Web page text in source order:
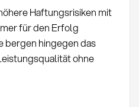
Haftungsrisiken mit
für den Erfolg
bergen hingegen das
ohne